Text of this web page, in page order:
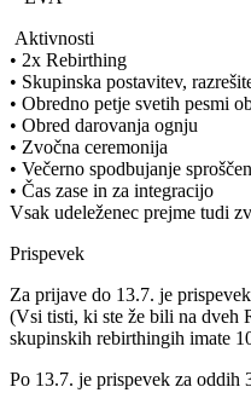
Aktivnosti
• 2x Rebirthing
• Skupinska postavitev,
• Obredno petje svetih pesmi
• Obred darovanja ognju
• Zvočna ceremonija
• Večerno spodbujanje
• Čas zase in za integracijo
Vsak udeleženec prejme tudi
Prispevek
Za prijave do 13.7. je
(Vsi tisti, ki ste že bili na dveh
skupinskih rebirthingih imate
Po 13.7. je prispevek za oddih